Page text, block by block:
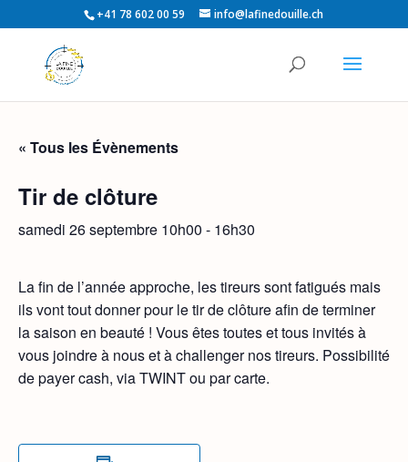
+41 78 602 00 59 info@lafinedouille.ch
« Tous les Évènements
Tir de clôture
samedi 26 septembre 10h00 - 16h30
La fin de l’année approche, les tireurs sont fatigués mais
ils vont tout donner pour le tir de clôture afin de terminer
la saison en beauté ! Vous êtes toutes et tous invités à
vous joindre à nous et à challenger nos tireurs. Possibilité
de payer cash, via TWINT ou par carte.